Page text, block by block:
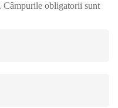
Câmpurile obligatorii sunt